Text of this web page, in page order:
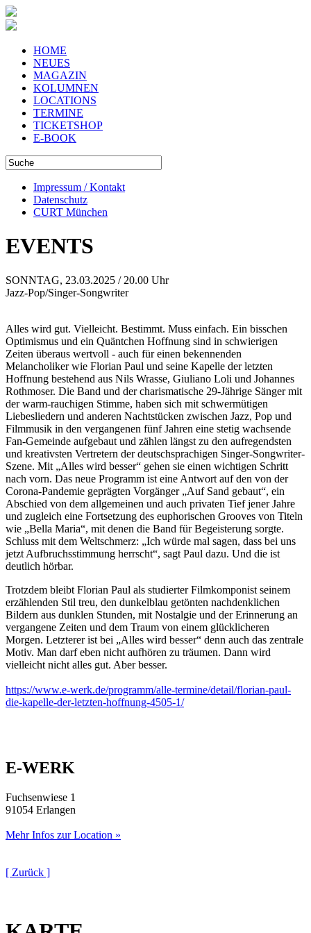
HOME
NEUES
MAGAZIN
KOLUMNEN
LOCATIONS
TERMINE
TICKETSHOP
E-BOOK
Impressum / Kontakt
Datenschutz
CURT München
EVENTS
SONNTAG, 23.03.2025 / 20.00 Uhr
Jazz-Pop/Singer-Songwriter
Alles wird gut. Vielleicht. Bestimmt. Muss einfach. Ein bisschen
Optimismus und ein Quäntchen Hoffnung sind in schwierigen
Zeiten überaus wertvoll - auch für einen bekennenden
Melancholiker wie Florian Paul und seine Kapelle der letzten
Hoffnung bestehend aus Nils Wrasse, Giuliano Loli und Johannes
Rothmoser. Die Band und der charismatische 29-Jährige Sänger mit
der warm-rauchigen Stimme, haben sich mit schwermütigen
Liebesliedern und anderen Nachtstücken zwischen Jazz, Pop und
Filmmusik in den vergangenen fünf Jahren eine stetig wachsende
Fan-Gemeinde aufgebaut und zählen längst zu den aufregendsten
und kreativsten Vertretern der deutschsprachigen Singer-Songwriter-
Szene. Mit „Alles wird besser“ gehen sie einen wichtigen Schritt
nach vorn. Das neue Programm ist eine Antwort auf den von der
Corona-Pandemie geprägten Vorgänger „Auf Sand gebaut“, ein
Abschied von dem allgemeinen und auch privaten Tief jener Jahre
und zugleich eine Fortsetzung des euphorischen Grooves von Titeln
wie „Bella Maria“, mit denen die Band für Begeisterung sorgte.
Schluss mit dem Weltschmerz: „Ich würde mal sagen, dass bei uns
jetzt Aufbruchsstimmung herrscht“, sagt Paul dazu. Und die ist
deutlich hörbar.
Trotzdem bleibt Florian Paul als studierter Filmkomponist seinem
erzählenden Stil treu, den dunkelblau getönten nachdenklichen
Bildern aus dunklen Stunden, mit Nostalgie und der Erinnerung an
vergangene Zeiten und dem Traum von einem glücklicheren
Morgen. Letzterer ist bei „Alles wird besser“ denn auch das zentrale
Motiv. Man darf eben nicht aufhören zu träumen. Dann wird
vielleicht nicht alles gut. Aber besser.
https://www.e-werk.de/programm/alle-termine/detail/florian-paul-
die-kapelle-der-letzten-hoffnung-4505-1/
E-WERK
Fuchsenwiese 1
91054 Erlangen
Mehr Infos zur Location »
[ Zurück ]